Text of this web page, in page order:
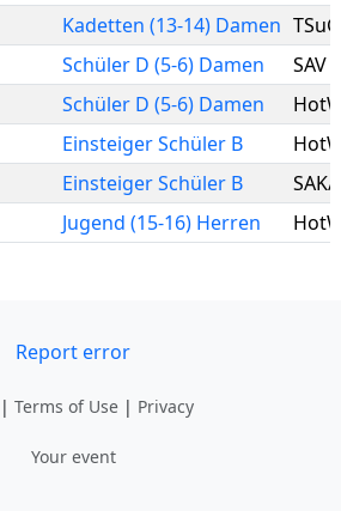
Kadetten (13-14) Damen
Schüler D (5-6) Damen
SAV
Schüler D (5-6) Damen
Einsteiger Schüler B
Einsteiger Schüler B
Jugend (15-16) Herren
Report error
| Terms of Use | Privacy
Your event